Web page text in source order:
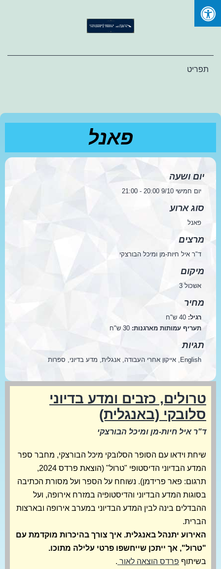
Skip
תפריט
פאנל
יום ושעה
יום חמישי 9/10 20:00 - 21:00
סוג ארוע
פאנל
מרצים
ד"ר איל חיות-מן ומיכל הבורצקי
מיקום
אשכול 3
מחיר
רגיל: 40 ש"ח
תעריף עמותות מארגנות: 30 ש"ח
תגיות
English, אייקון אחרי העבודה, אנגלית, מדע בדיוני, ספרות
טרולים, כזבים ומדע בדיוני
סלובקי (באנגלית)
ד"ר איל חיות-מן ומיכל הבורצקי
שיחת וידאו עם הסופר הסלובקי מיכל הבורצקי, מחבר ספר
המדע הבדיוני הדיסטופי "טרול" (הוצאת פרדס 2024,
תרגום: פאר פרידמן). נשוחח על הספר ועל מסורת הכתיבה
בסוגות המדע הבדיוני והדיסטופיה במזרח אירופה, ועל
ההבדלים בינה לבין המדע הבדיוני במערב אירופה ובארצות
הברית.
האירוע יתנהל באנגלית. איך צורך בהיכרות מוקדמת עם
"טרול", אך ייתכן שייחשפו פרטי עלילה מתוכו.
בשיתוף פרדס הוצאה לאור .